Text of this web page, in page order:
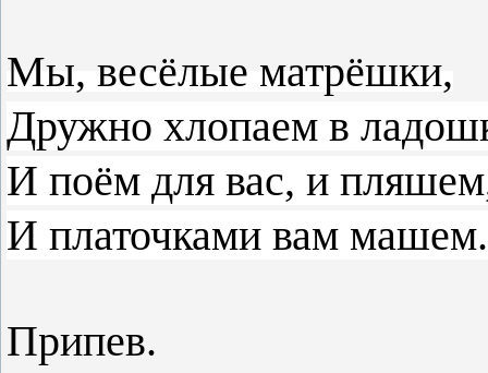
Мы, весёлые матрёшки,
Дружно хлопаем в
И поём для вас, и
И платочками вам машем.
Припев.